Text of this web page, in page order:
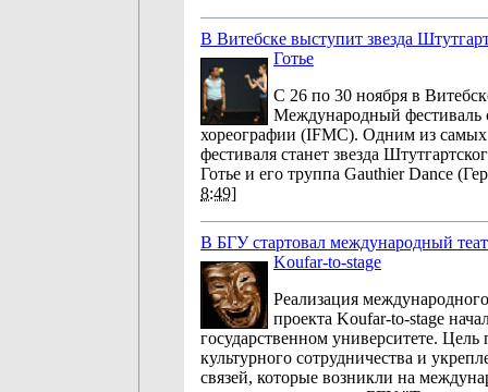
В Витебске выступит звезда
Готье
С 26 по 30 ноября в
Международный фестиваль
хореографии (IFMC). Одним из
фестиваля станет звезда
Готье и его труппа Gauthier Dance
8:49]
В БГУ стартовал международный
Koufar-to-stage
Реализация
проекта Koufar-to-stage
государственном университете. Цель
культурного сотрудничества и
связей, которые возникли на